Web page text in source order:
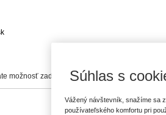
možnosť zadať svoje otázky, prípadne prístup
Súhlas s
Vážený návštevník, snažíme sa
používateľského komfortu pri